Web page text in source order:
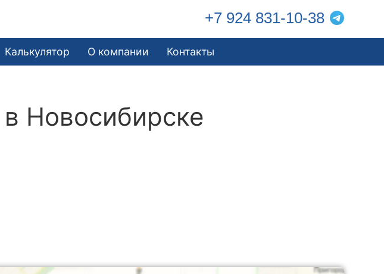
+7 924 831-10-38
Калькулятор О компании Контакты
Новосибирске